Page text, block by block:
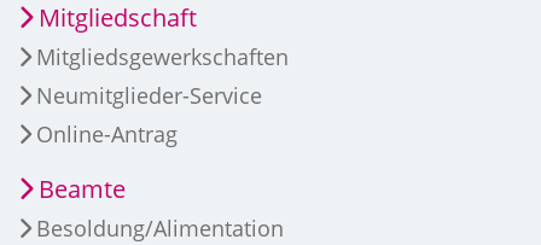
Mitgliedschaft
Mitgliedsgewerkschaften
Neumitglieder-Service
Online-Antrag
Beamte
Besoldung/Alimentation